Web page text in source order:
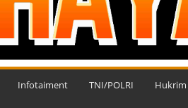
Infotaiment TNI/POLRI Hukrim